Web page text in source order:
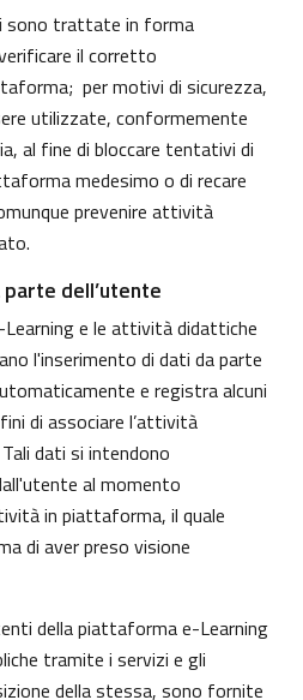
sono trattate in forma
il corretto
per motivi di sicurezza,
utilizzate, conformemente
al fine di bloccare tentativi di
medesimo o di recare
prevenire attività
dell’utente
e le attività didattiche
l'inserimento di dati da parte
e registra alcuni
di associare l’attività
dati si intendono
al momento
in piattaforma, il quale
di aver preso visione
della piattaforma e-Learning
tramite i servizi e gli
della stessa, sono fornite